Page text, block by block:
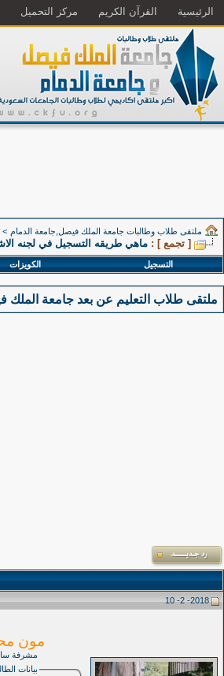
الرئيسية القرآن الكريم مركز التحميل
ملتقى طلاب وطالبات جامعة الملك فيصل,جامعة الدمام >
[ تجمع ] : ماهي طريقه التسجيل في لجنه
التسجيل الكويزات
ملتقى طلاب التعليم عن بعد جامعة الملك
2018- 2- 10
مون
مشرفة
بيانات